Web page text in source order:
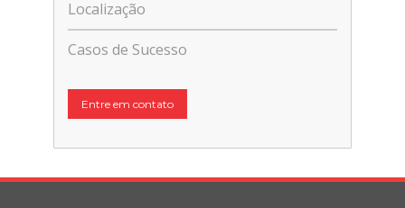
Localização
Casos de Sucesso
Entre em contato